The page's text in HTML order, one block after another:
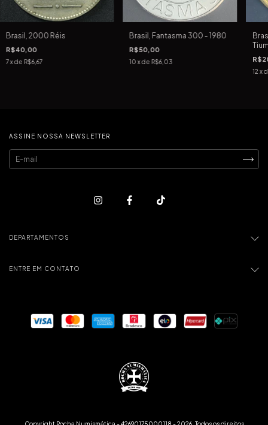
Brasil, 2000 Réis
R$40,00
7x de R$6,67
Brasil, Fantasma 300 - 1980
R$50,00
10 x de R$6,03
12 x
ASSINE NOSSA NEWSLETTER
DEPARTAMENTOS
ENTRE EM CONTATO